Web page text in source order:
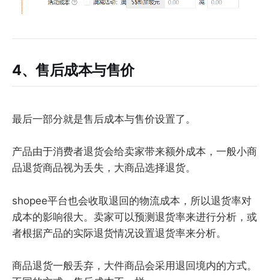
4、售后成本与售价
最后一部分就是售后成本与售价设置了。
产品由于消费者退货会给卖家带来额外成本，一般小商
品退货商品视为丢失，大商品选择退货。
shopee平台也会收取退回的物流成本，所以退货率对
成本的影响很大。卖家可以预测退货率来进行分析，或
者根据产品的实际退货情况设置退货率来分析。
商品退货一般丢弃，大件商品会采用退回境内的方式。